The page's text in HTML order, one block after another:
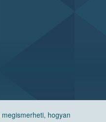
megismerheti, hogyan